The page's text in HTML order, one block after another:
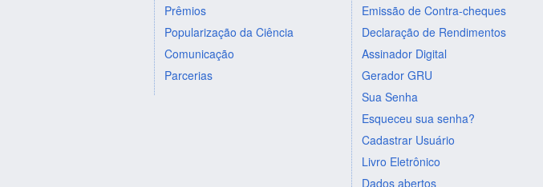
Prêmios
Popularização da Ciência
Comunicação
Parcerias
Emissão de Contra-cheques
Declaração de Rendimentos
Assinador Digital
Gerador GRU
Sua Senha
Esqueceu sua senha?
Cadastrar Usuário
Livro Eletrônico
Dados abertos